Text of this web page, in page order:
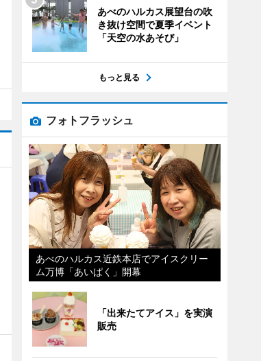
あべのハルカス展望台の吹
き抜け空間で夏季イベント
「天空の水あそび」
もっと見る
フォトフラッシュ
あべのハルカス近鉄本店でアイスクリー
ム万博「あいぱく」開幕
「出来たてアイス」を実演
販売